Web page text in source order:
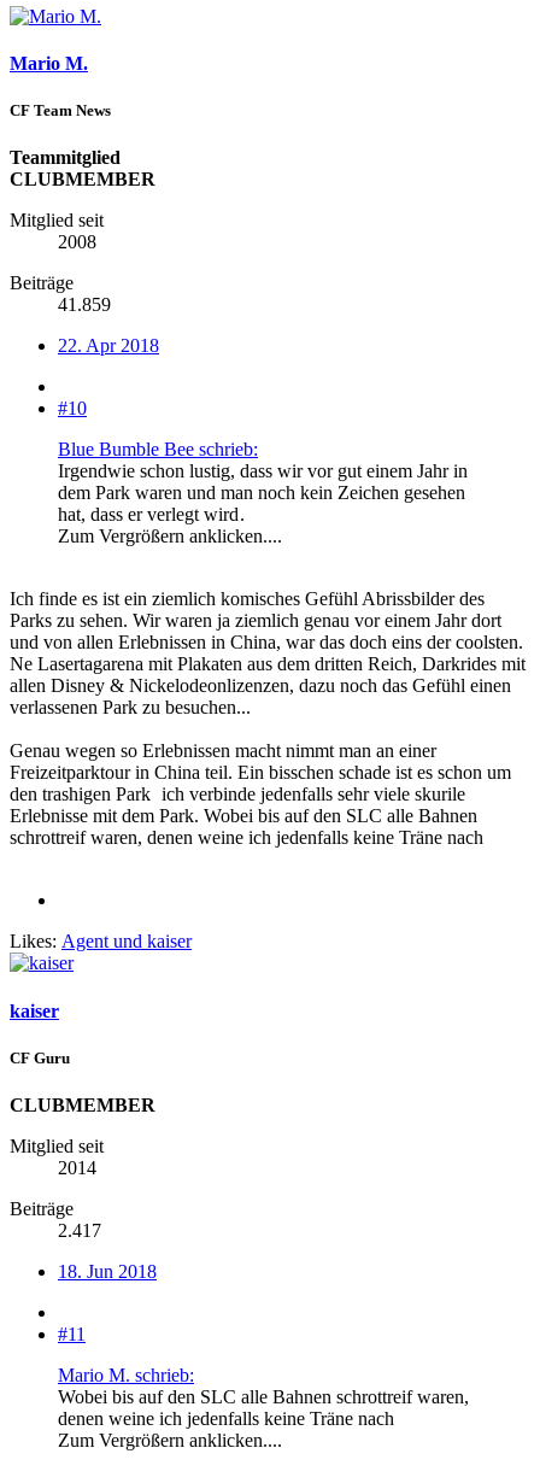
Mario M.
CF Team News
Teammitglied
CLUBMEMBER
Mitglied seit
2008
Beiträge
41.859
22. Apr 2018
#10
Blue Bumble Bee schrieb:
Irgendwie schon lustig, dass wir vor gut einem Jahr in
dem Park waren und man noch kein Zeichen gesehen
hat, dass er verlegt wird.
Zum Vergrößern anklicken....
Ich finde es ist ein ziemlich komisches Gefühl Abrissbilder des
Parks zu sehen. Wir waren ja ziemlich genau vor einem Jahr dort
und von allen Erlebnissen in China, war das doch eins der coolsten.
Ne Lasertagarena mit Plakaten aus dem dritten Reich, Darkrides mit
allen Disney & Nickelodeonlizenzen, dazu noch das Gefühl einen
verlassenen Park zu besuchen...
Genau wegen so Erlebnissen macht nimmt man an einer
Freizeitparktour in China teil. Ein bisschen schade ist es schon um
den trashigen Park ich verbinde jedenfalls sehr viele skurile
Erlebnisse mit dem Park. Wobei bis auf den SLC alle Bahnen
schrottreif waren, denen weine ich jedenfalls keine Träne nach
Likes: Agentund kaiser
kaiser
CF Guru
CLUBMEMBER
Mitglied seit
2014
Beiträge
2.417
18. Jun 2018
#11
Mario M. schrieb:
Wobei bis auf den SLC alle Bahnen schrottreif waren,
denen weine ich jedenfalls keine Träne nach
Zum Vergrößern anklicken....